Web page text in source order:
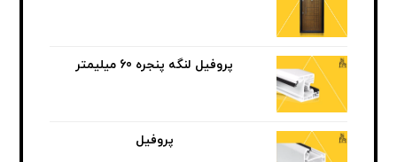
پروفیل لنگه پنجره 60 میلیمتر
پروفیل